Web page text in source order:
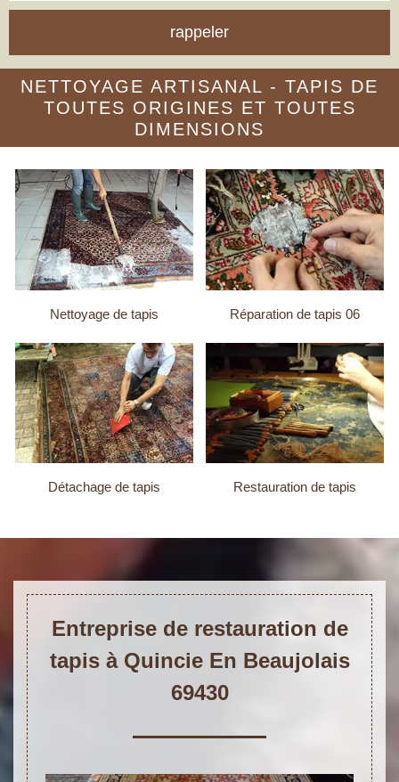
NETTOYAGE ARTISANAL - TAPIS DE
TOUTES ORIGINES ET TOUTES
DIMENSIONS
Nettoyage de tapis Réparation de tapis 06
Détachage de tapis Restauration de tapis
Entreprise de restauration de
tapis à Quincie En Beaujolais
69430